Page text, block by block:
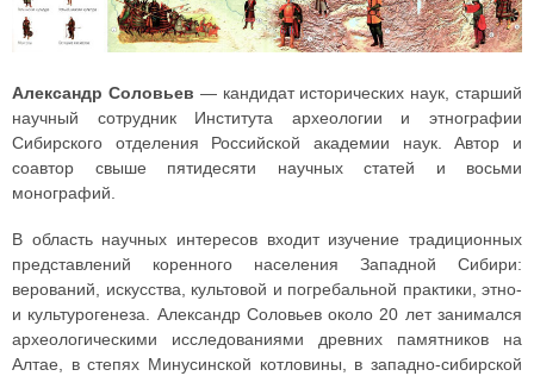
Александр Соловьев — кандидат исторических наук, старший
научный сотрудник Института археологии и этнографии
Сибирского отделения Российской академии наук. Автор и
соавтор свыше пятидесяти научных статей и восьми
монографий.
В область научных интересов входит изучение традиционных
представлений коренного населения Западной Сибири:
верований, искусства, культовой и погребальной практики, этно-
и культурогенеза. Александр Соловьев около 20 лет занимался
археологическими исследованиями древних памятников на
Алтае, в степях Минусинской котловины, в западно-сибирской